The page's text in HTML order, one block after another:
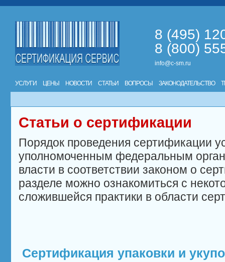
8 (495)
8 (800)
info@c-sm.ru
УСЛУГИ ЦЕНЫ НОВОСТИ СТАТЬИ ВОПРОСЫ ЗАКОНОДАТЕЛЬСТВО
Статьи о сертификации
Порядок проведения сертификации
уполномоченным федеральным
власти в соответствии законом о
разделе можно ознакомиться с
сложившейся практики в области
Сертификация упаковки и